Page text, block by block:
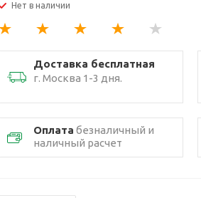
Нет в наличии
Доставка бесплатная
г. Москва 1-3 дня.
Оплата безналичный и
наличный расчет